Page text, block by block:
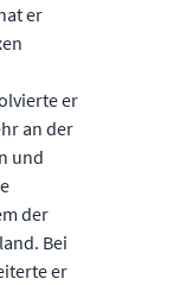
er
er
an der
und
der
Bei
er